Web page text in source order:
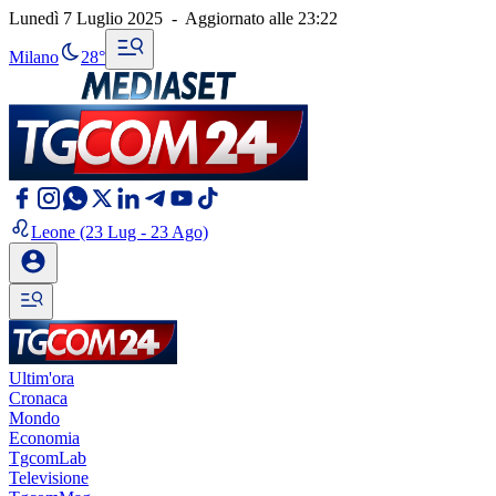
Lunedì 7 Luglio 2025 - Aggiornato alle 23:22
Milano 28°
Leone (23 Lug - 23 Ago)
Ultim'ora
Cronaca
Mondo
Economia
TgcomLab
Televisione